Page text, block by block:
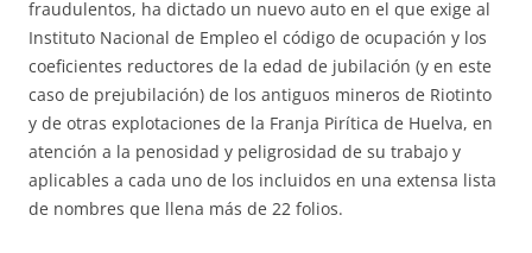
fraudulentos, ha dictado un nuevo auto en el que exige al
Instituto Nacional de Empleo el código de ocupación y los
coeficientes reductores de la edad de jubilación (y en este
caso de prejubilación) de los antiguos mineros de Riotinto
y de otras explotaciones de la Franja Pirítica de Huelva, en
atención a la penosidad y peligrosidad de su trabajo y
aplicables a cada uno de los incluidos en una extensa lista
de nombres que llena más de 22 folios.